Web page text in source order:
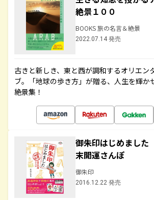
絶景１００
BOOKS 旅の名言＆絶景
2022.07.14 発売
古きと新しき、東と西が調和するオリエン
ブ。「地球の歩き方」が贈る、人生を輝か
絶景集！
御朱印はじめまし
末開運さんぽ
御朱印
2016.12.22 発売